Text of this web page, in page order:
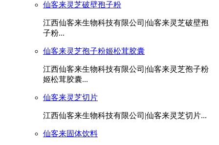
仙客来灵芝破壁孢子粉
江西仙客来生物科技有限公司|仙客来灵芝破壁孢
子粉...
仙客来灵芝孢子粉姬松茸胶囊
江西仙客来生物科技有限公司|仙客来灵芝孢子粉
姬松茸胶囊...
仙客来灵芝切片
江西仙客来生物科技有限公司|仙客来灵芝切片...
仙客来固体饮料